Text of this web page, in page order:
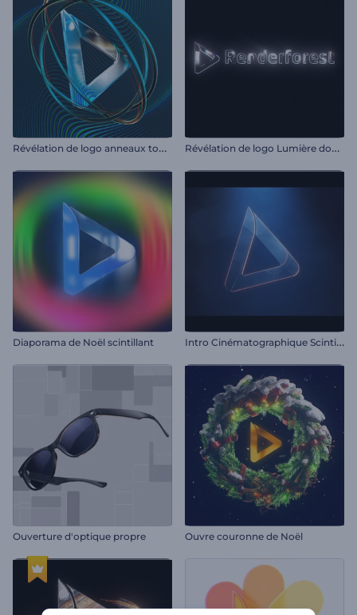
R
évélation de logo anneaux tournoyants R
évélation de logo Lumière douce
Diaporama de Noël scintillant I
ntro Cinématographique Scintillante
Ouverture d'optique propre Ouvre couronne de Noël